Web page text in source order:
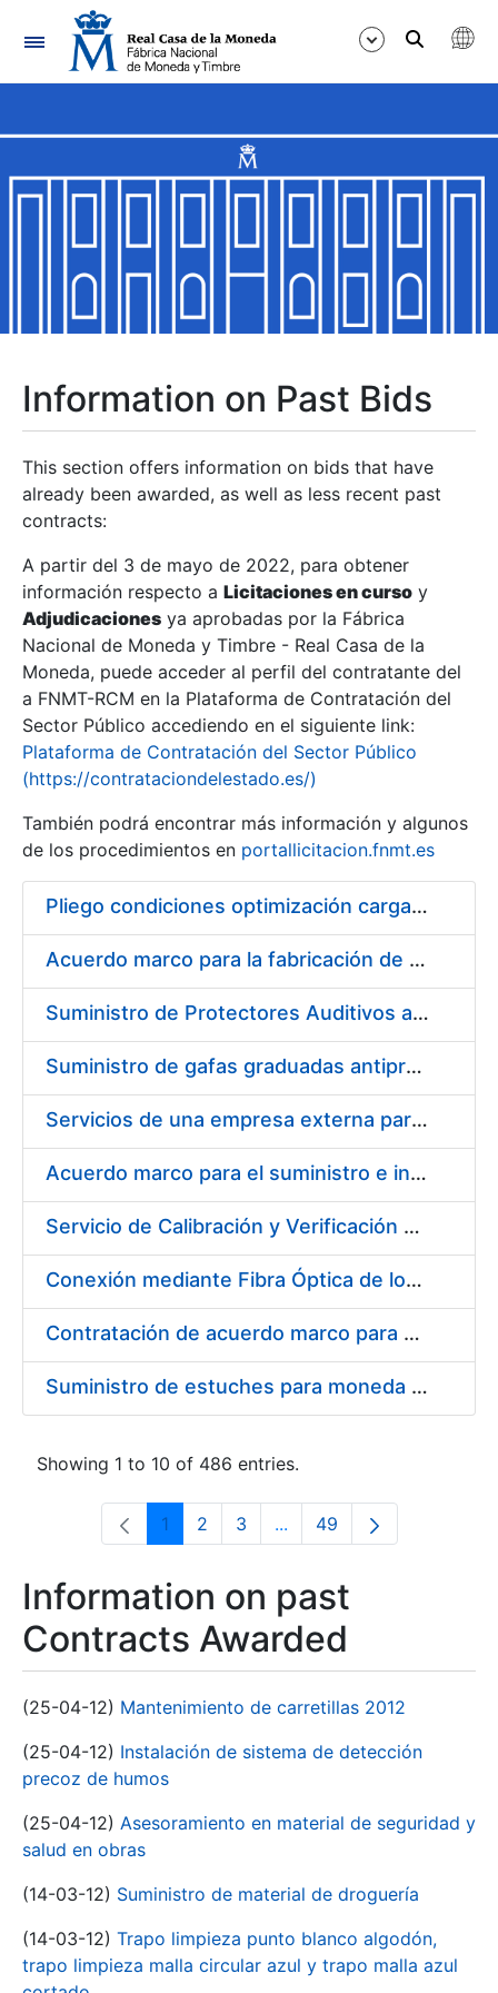
Navigation
Show/Hide
Show/Hide
Show/Hide
Show/Hide
Show/Hide
Show/Hide
Information on Past Bids
This section offers information on bids that have
already been awarded, as well as less recent past
contracts:
A partir del 3 de mayo de 2022, para obtener
información respecto a Licitaciones en curso y
Adjudicaciones ya aprobadas por la Fábrica
Nacional de Moneda y Timbre - Real Casa de la
Moneda, puede acceder al perfil del contratante del
a FNMT-RCM en la Plataforma de Contratación del
Sector Público accediendo en el siguiente link:
Plataforma de Contratación del Sector Público
(https://contrataciondelestado.es/)
También podrá encontrar más información y algunos
de los procedimientos en portallicitacion.fnmt.es
Pliego condiciones optimización cargas compras firmado
Acuerdo marco para la fabricación de piezas
Suministro de Protectores Auditivos a medida para las personas trabajadoras de los Centros de Trabajo de Madrid y Burgos
Suministro de gafas graduadas antiproyecciones para los trabajadores de la FNMT-RCM en los centros de trabajo de Madrid y Burgos
Servicios de una empresa externa para el asesoramiento y resolución de los recursos de alzada que se presentan relacionados con procesos de selección para la FNMT-RCM
Acuerdo marco para el suministro e instalación de persianas, estores y otros complementos
Servicio de Calibración y Verificación Externa de los Equipos de Medición del Servicio de Prevención de la FNMT-RCM
Conexión mediante Fibra Óptica de los Centros de Proceso de Datos (CPDs) de las sedes de la FNMT-RCM de Burgos y Madrid
Contratación de acuerdo marco para el Suministro de Material de Electricidad para la Fábrica Nacional de Moneda y Timbre-Real Casa de la Moneda en su centro de trabajo de Burgos
Suministro de estuches para moneda de 30 €
Showing 1 to 10 of 486 entries.
Page
1 Page
2 Page
3 ...Intermediate Pages Use
Page
49
Information on past
Contracts Awarded
(25-04-12) Mantenimiento de carretillas 2012
(25-04-12) Instalación de sistema de detección
precoz de humos
(25-04-12) Asesoramiento en material de seguridad y
salud en obras
(14-03-12) Suministro de material de droguería
(14-03-12) Trapo limpieza punto blanco algodón,
trapo limpieza malla circular azul y trapo malla azul